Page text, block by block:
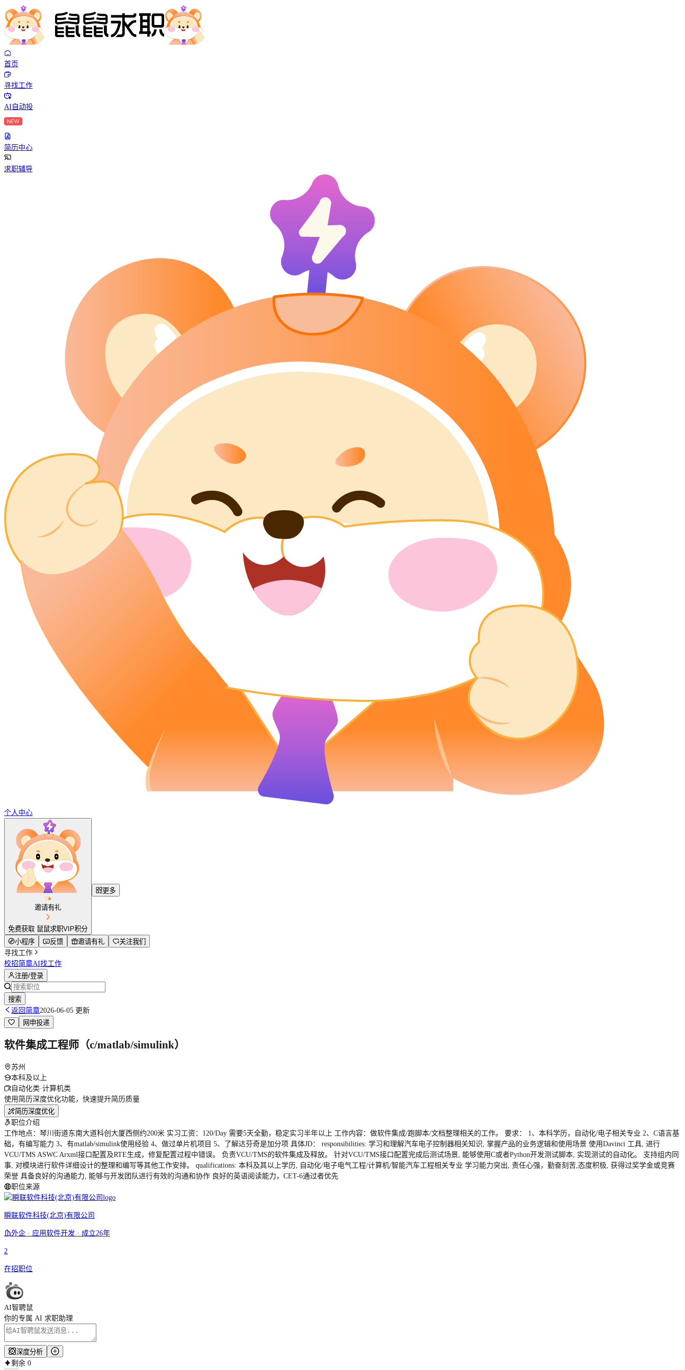
首页
寻找工作
AI自动投
简历中心
求职辅导
个人中心
邀请有礼
免费获取 鼠鼠求职VIP积分
更多
小程序 反馈 邀请有礼
关注我们
寻找工作
校招简章AI找工作
注册/登录
搜索
返回简章2026-06-05 更新
网申投递
软件集成工程师（c/matlab/simulink）
苏州
本科及以上
自动化类·计算机类
使用简历深度优化功能，快速提升简历质量
简历深度优化
职位介绍
工作地点：琴川街道东南大道科创大厦西侧约200米 实习工资：120/Day 需要5天全勤，稳定实习半年以上 工作内容：做软件集成/跑脚本/文档整理相关的工作。 要求： 1、本科学历，自动化/电子相关专业 2、C语言基
础，有编写能力 3、有matlab/simulink使用经验 4、做过单片机项目 5、了解达芬奇是加分项 具体JD： responsibilities: 学习和理解汽车电子控制器相关知识, 掌握产品的业务逻辑和使用场景 使用Davinci 工具, 进行
VCU/TMS ASWC Arxml接口配置及RTE生成，修复配置过程中错误。 负责VCU/TMS的软件集成及释放。 针对VCU/TMS接口配置完成后测试场景, 能够使用C或者Python开发测试脚本, 实现测试的自动化。 支持组内同
事, 对模块进行软件详细设计的整理和编写等其他工作安排。 qualifications: 本科及其以上学历, 自动化/电子电气工程/计算机/智能汽车工程相关专业 学习能力突出, 责任心强，勤奋刻苦,态度积极, 获得过奖学金或竞赛
荣誉 具备良好的沟通能力, 能够与开发团队进行有效的沟通和协作 良好的英语阅读能力，CET-6通过者优先
职位来源
瞬联软件科技(北京)有限公司
外企 · 应用软件开发 · 成立26年
2
在招职位
AI智聘鼠
你的专属 AI 求职助理
深度分析
剩余 0